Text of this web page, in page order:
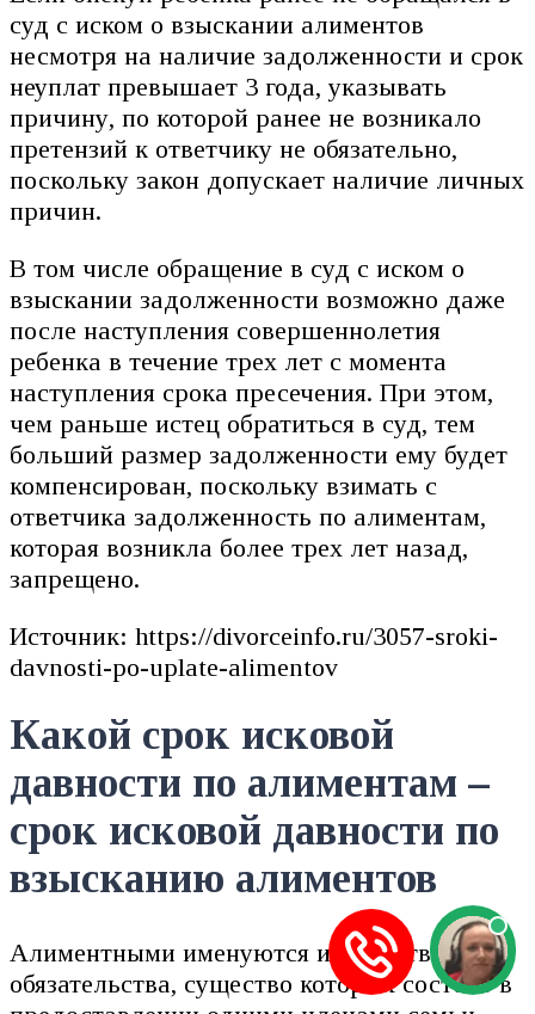
суд с иском о взыскании алиментов
несмотря на наличие задолженности и срок
неуплат превышает 3 года, указывать
причину, по которой ранее не возникало
претензий к ответчику не обязательно,
поскольку закон допускает наличие личных
причин.
В том числе обращение в суд с иском о
взыскании задолженности возможно даже
после наступления совершеннолетия
ребенка в течение трех лет с момента
наступления срока пресечения. При этом,
чем раньше истец обратиться в суд, тем
больший размер задолженности ему будет
компенсирован, поскольку взимать с
ответчика задолженность по алиментам,
которая возникла более трех лет назад,
запрещено.
Источник: https://divorceinfo.ru/3057-sroki-
davnosti-po-uplate-alimentov
Какой срок исковой
давности по алиментам –
срок исковой давности по
взысканию алиментов
Алиментными именуются имущественные
обязательства, существо которых состоит в